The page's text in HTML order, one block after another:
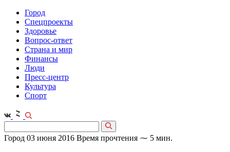
Город
Спецпроекты
Здоровье
Вопрос-ответ
Страна и мир
Финансы
Люди
Пресс-центр
Культура
Спорт
Город 03 июня 2016 Время прочтения ⁓ 5 мин.